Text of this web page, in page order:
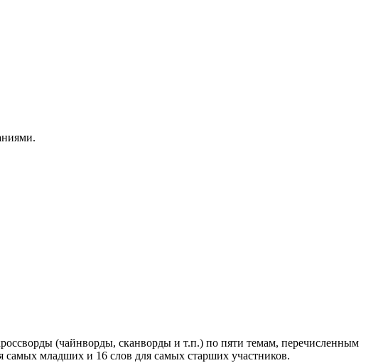
(чайнворды, сканворды и т.п.) по пяти темам, перечисленным
самых младших и 16 слов для самых старших участников.